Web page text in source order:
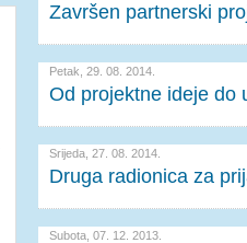
Završen partnerski
Petak, 29. 08. 2014.
Od projektne ideje do
Srijeda, 27. 08. 2014.
Druga radionica za
Subota, 07. 12. 2013.